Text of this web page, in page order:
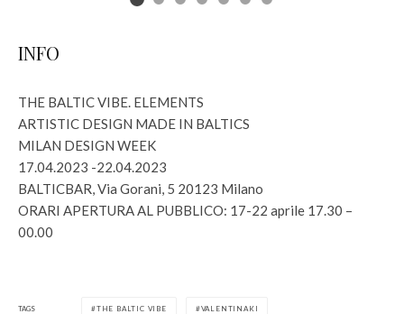
INFO
THE BALTIC VIBE. ELEMENTS
ARTISTIC DESIGN MADE IN BALTICS
MILAN DESIGN WEEK
17.04.2023 -22.04.2023
BALTICBAR, Via Gorani, 5 20123 Milano
ORARI APERTURA AL PUBBLICO: 17-22 aprile 17.30 –
00.00
TAGS THE BALTIC VIBE VALENTINAKI